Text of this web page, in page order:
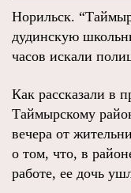
Норильск.
дудинскую
часов искали
Как рассказали в
Таймырскому
вечера от
о том, что, в
работе, ее дочь